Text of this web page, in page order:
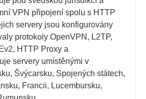
VPN připojení spolu s HTTP
servery jsou konfigurovány
protokoly OpenVPN, L2TP,
HTTP Proxy a
servery umístěnými v
Švýcarsku, Spojených státech,
Francii, Lucembursku,